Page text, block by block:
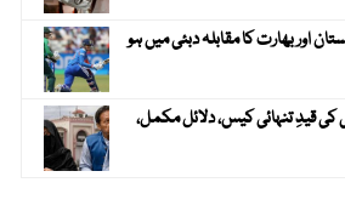
کپ 2026، پاکستان اور بھارت کا مقابلہ دبئی میں ہو
کی قیدِ تنہائی کیس، دلائل مکمل،